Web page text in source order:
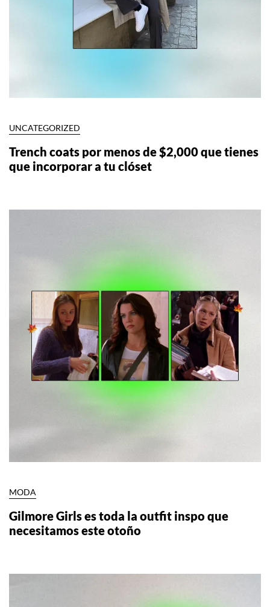
UNCATEGORIZED
Trench coats por menos de $2,000 que tienes
que incorporar a tu clóset
MODA
Gilmore Girls es toda la outfit inspo que
necesitamos este otoño